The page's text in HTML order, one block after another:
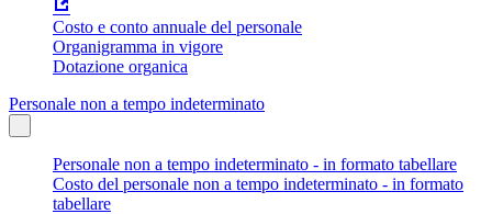
Costo e conto annuale del personale
Organigramma in vigore
Dotazione organica
Personale non a tempo indeterminato
Personale non a tempo indeterminato - in formato tabellare
Costo del personale non a tempo indeterminato - in formato
tabellare